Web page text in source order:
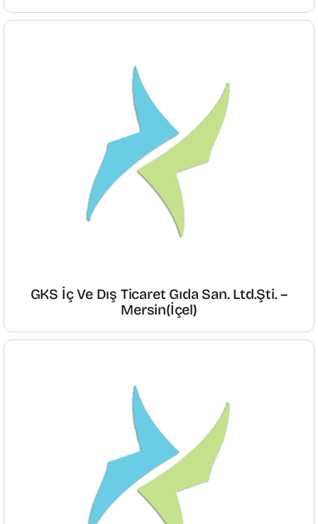
GKS İç Ve Dış Ticaret Gıda San. Ltd.Şti. –
Mersin(İçel)